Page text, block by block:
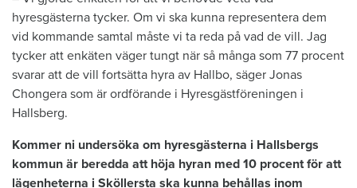
hyresgästerna tycker. Om vi ska kunna representera dem
vid kommande samtal måste vi ta reda på vad de vill. Jag
tycker att enkäten väger tungt när så många som 77 procent
svarar att de vill fortsätta hyra av Hallbo, säger Jonas
Chongera som är ordförande i Hyresgästföreningen i
Hallsberg.
Kommer ni undersöka om hyresgästerna i Hallsbergs
kommun är beredda att höja hyran med 10 procent för att
lägenheterna i Sköllersta ska kunna behållas inom